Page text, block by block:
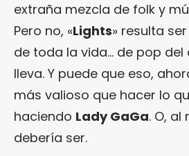
extraña mezcla de folk y
Pero no, «Lights» resulta
de toda la vida… de pop del
lleva. Y puede que eso,
más valioso que hacer lo
haciendo Lady GaGa. O, al
debería ser.